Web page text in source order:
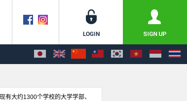
有大约1300个学校的大学学部、